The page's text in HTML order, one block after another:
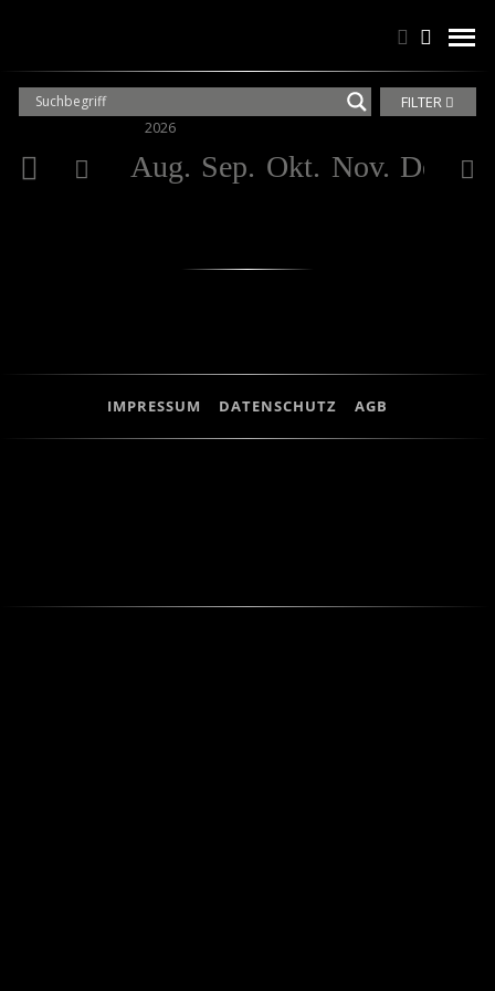
Suchen
Suchen
2026
Aug. Sep. Okt. Nov. Dez.
FILTER
IMPRESSUM DATENSCHUTZ AGB